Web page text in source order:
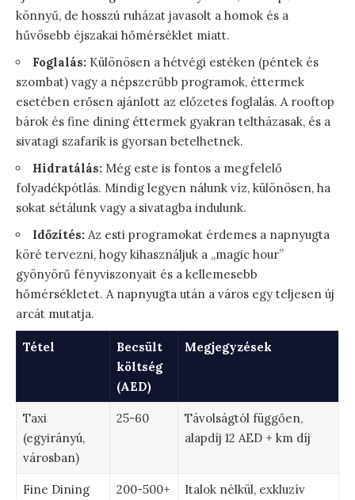
könnyű, de hosszú ruházat javasolt a homok és a
hűvösebb éjszakai hőmérséklet miatt.
Foglalás: Különösen a hétvégi estéken (péntek és
szombat) vagy a népszerűbb programok, éttermek
esetében erősen ajánlott az előzetes foglalás. A rooftop
bárok és fine dining éttermek gyakran teltházasak, és a
sivatagi szafarik is gyorsan betelhetnek.
Hidratálás: Még este is fontos a megfelelő
folyadékpótlás. Mindig legyen nálunk víz, különösen, ha
sokat sétálunk vagy a sivatagba indulunk.
Időzítés: Az esti programokat érdemes a napnyugta
köré tervezni, hogy kihasználjuk a „magic hour”
gyönyörű fényviszonyait és a kellemesebb
hőmérsékletet. A napnyugta után a város egy teljesen új
arcát mutatja.
Tétel
Becsült
költség
(AED)
Megjegyzések
Taxi
(egyirányú,
városban)
25-60
Távolságtól függően,
alapdíj 12 AED + km díj
Fine Dining
200-500+
Italok nélkül, exkluzív